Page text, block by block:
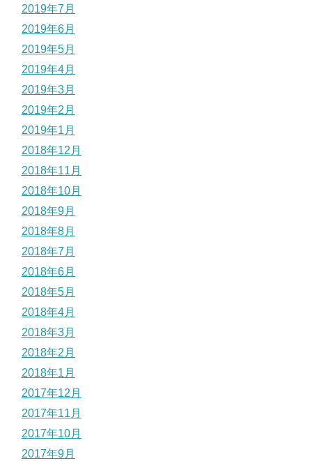
2019年7月
2019年6月
2019年5月
2019年4月
2019年3月
2019年2月
2019年1月
2018年12月
2018年11月
2018年10月
2018年9月
2018年8月
2018年7月
2018年6月
2018年5月
2018年4月
2018年3月
2018年2月
2018年1月
2017年12月
2017年11月
2017年10月
2017年9月